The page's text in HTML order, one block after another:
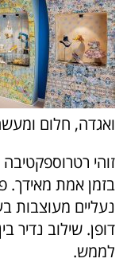
ואגדה, חלום
זוהי
בזמן אמת מאידך.
נעליים מעוצבות
דופן. שילוב נדיר
לממש.